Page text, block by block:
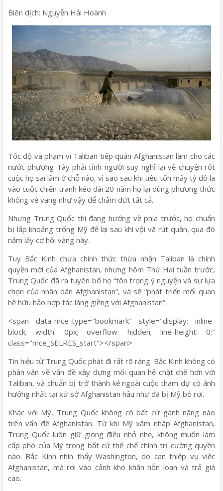
Biên dịch: Nguyễn Hải Hoành
Tốc độ và phạm vi Taliban tiếp quản Afghanistan làm cho các
nước phương Tây phải tỉnh người suy nghĩ lại về chuyện rốt
cuộc họ sai lầm ở chỗ nào, vì sao sau khi tiêu tốn mấy tỷ đô la
vào cuộc chiến tranh kéo dài 20 năm họ lại dùng phương thức
không vẻ vang như vậy để chấm dứt tất cả.
Nhưng Trung Quốc thì đang hướng về phía trước, họ chuẩn
bị lấp khoảng trống Mỹ để lại sau khi vội vã rút quân, qua đó
nắm lấy cơ hội vàng này.
Tuy Bắc Kinh chưa chính thức thừa nhận Taliban là chính
quyền mới của Afghanistan, nhưng hôm Thứ Hai tuần trước,
Trung Quốc đã ra tuyên bố họ “tôn trọng ý nguyện và sự lựa
chọn của nhân dân Afghanistan”, và sẽ “phát triển mối quan
hệ hữu hảo hợp tác láng giềng với Afghanistan”.
<span data-mce-type="bookmark" style="display: inline-
block; width: 0px; overflow: hidden; line-height: 0;"
class="mce_SELRES_start"> </span>
Tín hiệu từ Trung Quốc phát đi rất rõ ràng: Bắc Kinh không có
phân vân về vấn đề xây dựng mối quan hệ chặt chẽ hơn với
Taliban, và chuẩn bị trở thành kẻ ngoài cuộc tham dự có ảnh
hưởng nhất tại xứ sở Afghanistan hầu như đã bị Mỹ bỏ rơi.
Khác với Mỹ, Trung Quốc không có bất cứ gánh nặng nào
trên vấn đề Afghanistan. Từ khi Mỹ xâm nhập Afghanistan,
Trung Quốc luôn giữ giọng điệu nhỏ nhẹ, không muốn làm
cấp phó của Mỹ trong bất cứ thể chế chính trị cường quyền
nào. Bắc Kinh nhìn thấy Washington, do can thiệp vụ việc
Afghanistan, mà rơi vào cảnh khó khăn hỗn loạn và trả giá
cao.